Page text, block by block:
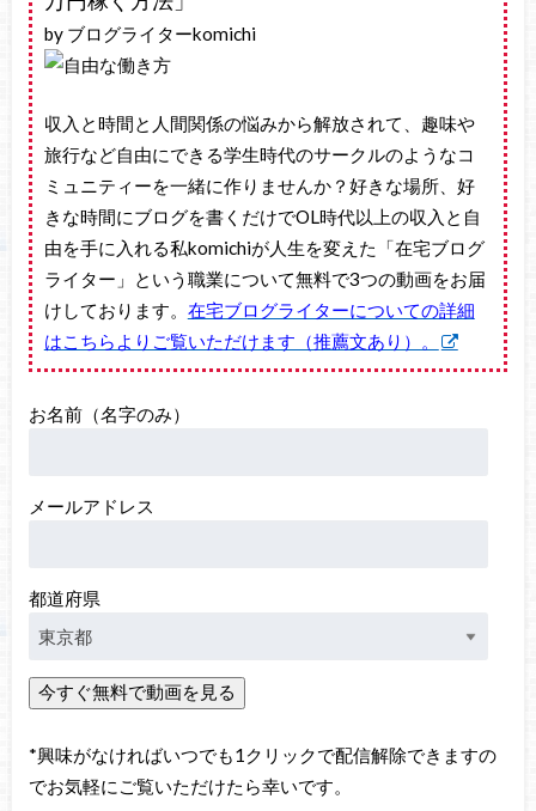
by ブログライターkomichi
収入と時間と人間関係の悩みから解放されて、趣味や
旅行など自由にできる学生時代のサークルのようなコ
ミュニティーを一緒に作りませんか？好きな場所、好
きな時間にブログを書くだけでOL時代以上の収入と自
由を手に入れる私komichiが人生を変えた「在宅ブログ
ライター」という職業について無料で3つの動画をお届
けしております。 在宅ブログライターについての詳細
はこちらよりご覧いただけます（推薦文あり）。
お名前（名字のみ）
メールアドレス
都道府県
*興味がなければいつでも1クリックで配信解除できますの
でお気軽にご覧いただけたら幸いです。